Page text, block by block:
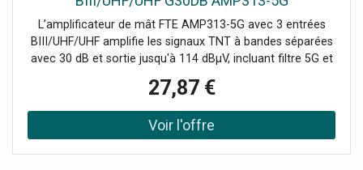
L’amplificateur de mât FTE AMP313-5G avec 3 entrées
BIII/UHF/UHF amplifie les signaux TNT à bandes séparées
avec 30 dB et sortie jusqu'à 114 dBµV, incluant filtre 5G et
: 3 (BIII / UHF / UHF) Amplification : bandes séparées
BIII/UHF Gain : 30 dB Réglage du gain : 20 dB Niveau de
sortie maximum : 114 dBµV Filtre : 5G intégré (dernière
génération) Connecteurs : Type F Blindage : châssis
27,87 €